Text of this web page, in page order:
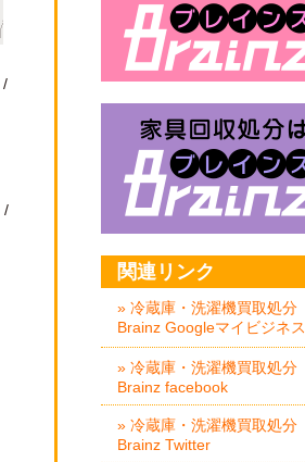
関連リンク
» 冷蔵庫・洗濯機買取処分
Brainz Googleマイビジネス
» 冷蔵庫・洗濯機買取処分
Brainz facebook
» 冷蔵庫・洗濯機買取処分
Brainz Twitter